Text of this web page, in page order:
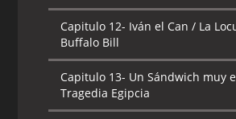
Capitulo 12- Iván el Can / La
Buffalo Bill
Capitulo 13- Un Sándwich muy
Tragedia Egipcia